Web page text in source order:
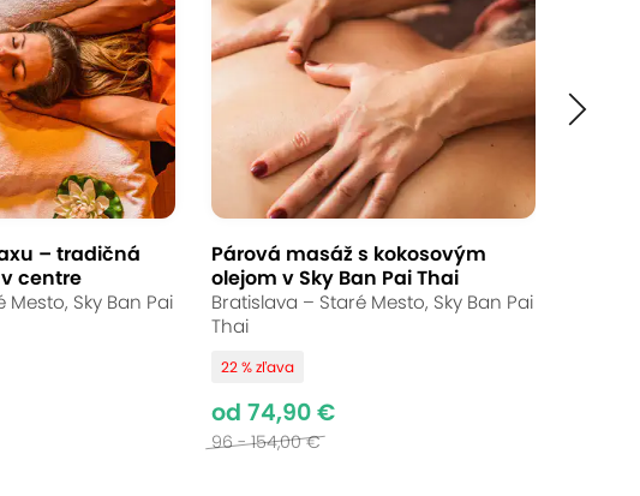
Ukončené
od 16,90 €
Až 32 % zľava Bežná cena: 25 - 55,00 €
alebo aromatická olejová masáž, ktorá
techniky a voňavé oleje spoja v
– tradičná
centre
Sky Ban Pai
Párová masáž s kokosovým
olejom v Sky Ban Pai Thai
Bratislava – Staré Mesto, Sky Ban Pai
Thai
22 % zľava
od 74,90 €
96 - 154,00 €